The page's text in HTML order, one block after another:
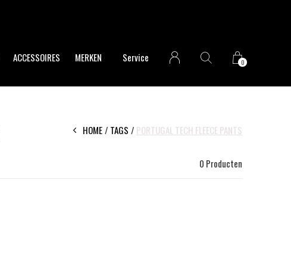
ACCESSOIRES MERKEN Service 0
HOME TAGS PORTUGAL TECH FLEECE PANTS
0 Producten